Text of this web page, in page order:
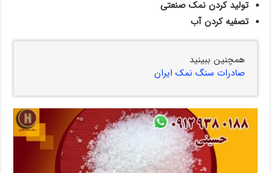
تولید کردن نمک صنعتی
تصفیه کردن آب
همچنین ببینید
صادرات سنگ نمک ایران